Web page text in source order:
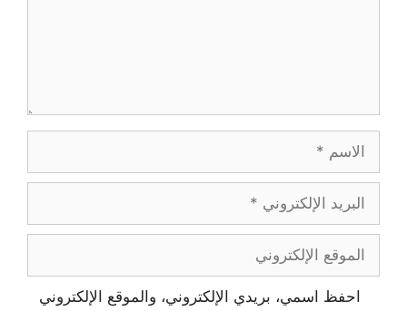
الإلكتروني
الإلكتروني
احفظ اسمي، بريدي الإلكتروني، والموقع الإلكتروني